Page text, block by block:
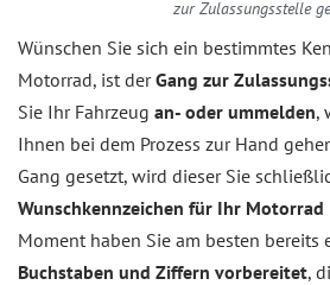
zur Zulassungsstelle
Wünschen Sie sich ein bestimmtes
Motorrad, ist derGang zur
Sie Ihr Fahrzeug an- oder ummelden,
Ihnen bei dem Prozess zur Hand
Gang gesetzt, wird dieser Sie
Wunschkennzeichen für Ihr Motorrad
Moment haben Sie am besten bereits
Buchstaben und Ziffern vorbereitet,